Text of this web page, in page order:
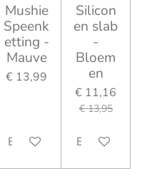
Mushie
Speenk
etting -
Mauve
€ 13,99
Bekijk details
Silicon
en slab
-
Bloem
en
€ 11,16
€ 13,95
Bekijk details